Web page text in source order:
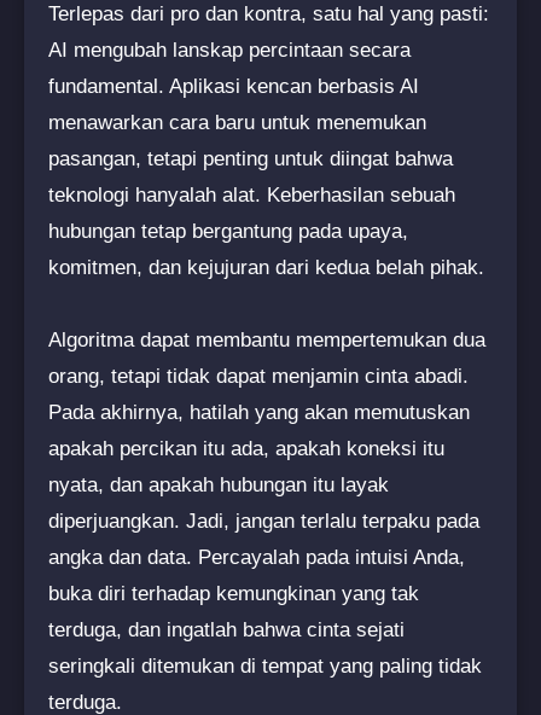
Terlepas dari pro dan kontra, satu hal yang pasti:
AI mengubah lanskap percintaan secara
fundamental. Aplikasi kencan berbasis AI
menawarkan cara baru untuk menemukan
pasangan, tetapi penting untuk diingat bahwa
teknologi hanyalah alat. Keberhasilan sebuah
hubungan tetap bergantung pada upaya,
komitmen, dan kejujuran dari kedua belah pihak.
Algoritma dapat membantu mempertemukan dua
orang, tetapi tidak dapat menjamin cinta abadi.
Pada akhirnya, hatilah yang akan memutuskan
apakah percikan itu ada, apakah koneksi itu
nyata, dan apakah hubungan itu layak
diperjuangkan. Jadi, jangan terlalu terpaku pada
angka dan data. Percayalah pada intuisi Anda,
buka diri terhadap kemungkinan yang tak
terduga, dan ingatlah bahwa cinta sejati
seringkali ditemukan di tempat yang paling tidak
terduga.